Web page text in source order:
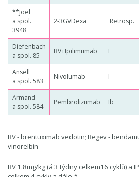
**Joel
a spol.
3948
2-3GVDexa Retrosp.
Diefenbach
a spol. 85
BV+Ipilimumab I
Ansell
a spol. 583
Nivolumab I
Armand
a spol. 584
Pembrolizumab Ib
BV - brentuximab vedotin; Begev -
vinorelbin
BV 1.8mg/kg (á 3 týdny celkem16 cyklů) a